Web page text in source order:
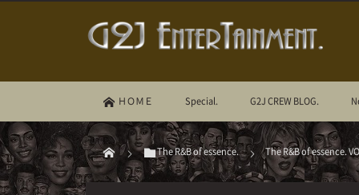
ＨＯＭＥ Special. G2J CREW BLOG.
The R&B of essence. The R&B of essence.